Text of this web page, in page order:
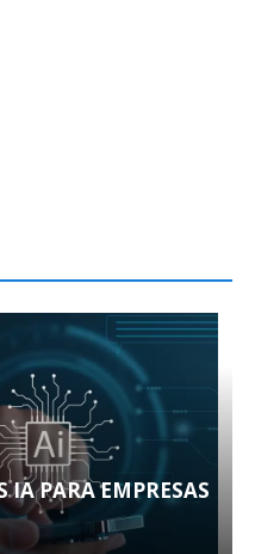
IA PARA EMPRESAS